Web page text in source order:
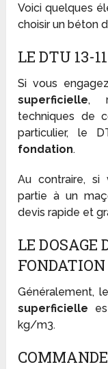
Voici quelques
choisir un béton
LE DTU 13-11
Si vous
superficielle,
techniques de
particulier, le
fondation.
Au contraire, si
partie à un
devis rapide et
LE DOSAGE
FONDATION
Généralement,
superficielle
kg/m3.